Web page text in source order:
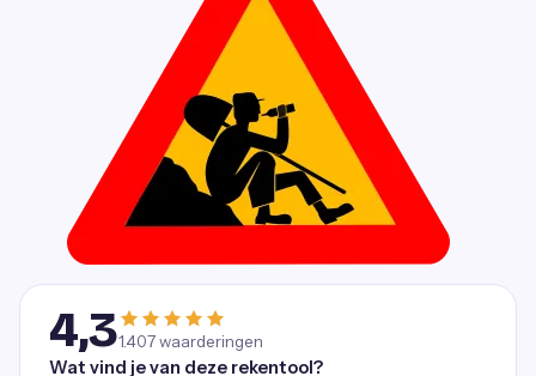
4,31.407waarderingen
Wat vind je van deze rekentool?